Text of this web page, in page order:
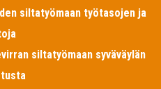
siltatyömaan työtasojen ja
siltatyömaan syväväylän